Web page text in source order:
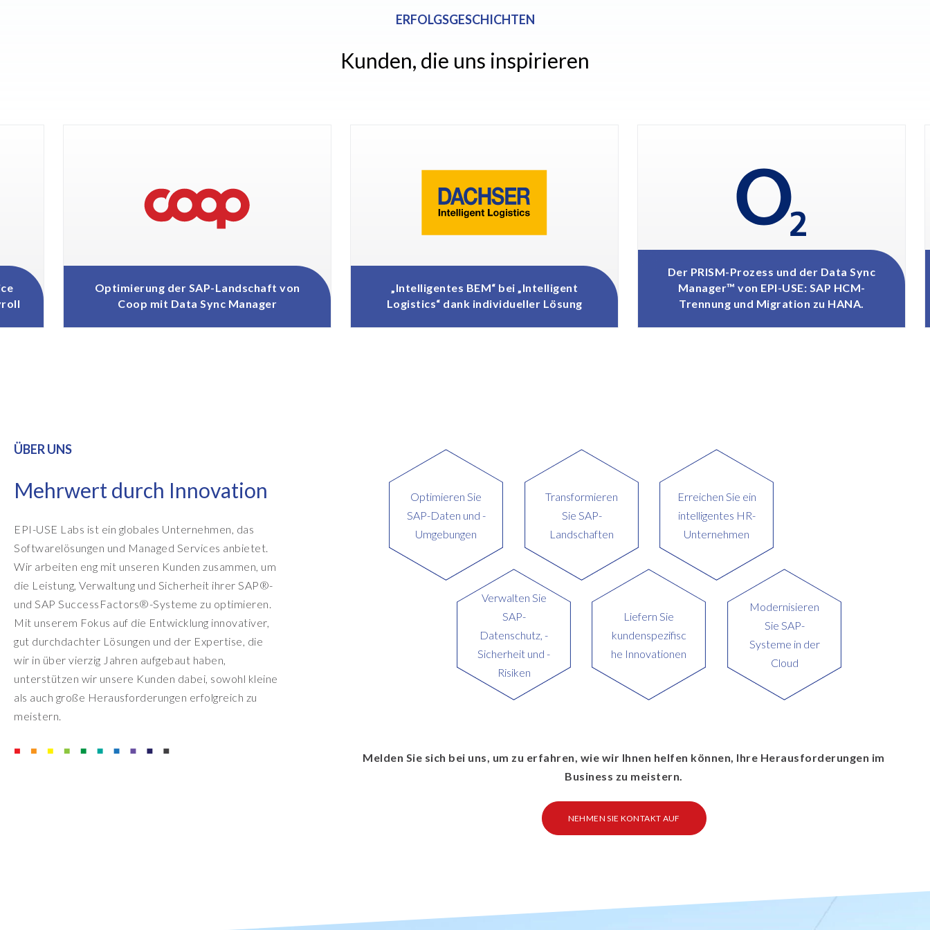
ERFOLGSGESCHICHTEN
Kunden, die uns inspirieren
Optimierung der SAP-Landschaft von
Coop mit Data Sync Manager
„Intelligentes BEM“ bei „Intelligent
Logistics“ dank individueller Lösung
Der PRISM-Prozess und der Data Sync
Manager™ von EPI-USE: SAP HCM-
Trennung und Migration zu HANA.
SAP
ÜBER UNS
Mehrwert durch Innovation
EPI-USE Labs ist ein globales Unternehmen, das
Softwarelösungen und Managed Services anbietet.
Wir arbeiten eng mit unseren Kunden zusammen, um
die Leistung, Verwaltung und Sicherheit ihrer SAP®-
und SAP SuccessFactors®-Systeme zu optimieren.
Mit unserem Fokus auf die Entwicklung innovativer,
gut durchdachter Lösungen und der Expertise, die
wir in über vierzig Jahren aufgebaut haben,
unterstützen wir unsere Kunden dabei, sowohl kleine
als auch große Herausforderungen erfolgreich zu
meistern.
Optimieren Sie
SAP-Daten und -
Umgebungen
Transformieren
Sie SAP-
Landschaften
Erreichen Sie ein
intelligentes HR-
Unternehmen
Verwalten Sie
SAP-
Datenschutz, -
Sicherheit und -
Risiken
Liefern Sie
kundenspezifisc
he Innovationen
Modernisieren
Sie SAP-
Systeme in der
Cloud
Melden Sie sich bei uns, um zu erfahren, wie wir Ihnen helfen können, Ihre Herausforderungen im
Business zu meistern.
NEHMEN SIE KONTAKT AUF